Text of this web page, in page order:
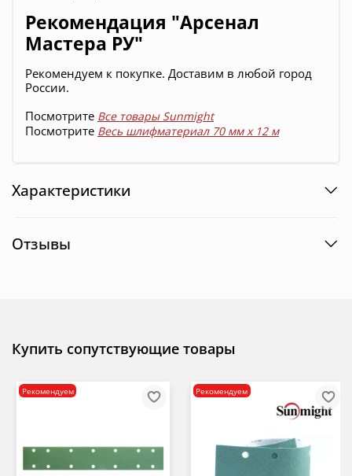
Рекомендация "Арсенал
Мастера РУ"
Рекомендуем к покупке. Доставим в любой город
России.
Посмотрите Все товары Sunmight
Посмотрите Весь шлифматериал 70 мм х 12 м
Характеристики
Отзывы
Купить сопутствующие товары
Рекомендуем Рекомендуем